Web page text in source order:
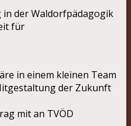
der Waldorfpädagogik
für
in einem kleinen Team
der Zukunft
mit an TVÖD